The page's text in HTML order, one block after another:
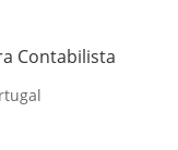
Contabilista